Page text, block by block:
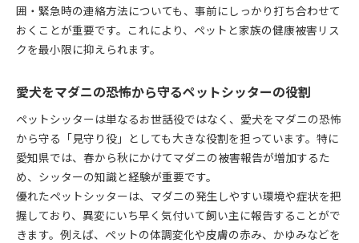
囲・緊急時の連絡方法についても、事前にしっかり打ち合わせて
おくことが重要です。これにより、ペットと家族の健康被害リス
クを最小限に抑えられます。
愛犬をマダニの恐怖から守るペットシッターの役割
ペットシッターは単なるお世話役ではなく、愛犬をマダニの恐怖
から守る「見守り役」としても大きな役割を担っています。特に
愛知県では、春から秋にかけてマダニの被害報告が増加するた
め、シッターの知識と経験が重要です。
優れたペットシッターは、マダニの発生しやすい環境や症状を把
握しており、異変にいち早く気付いて飼い主に報告することがで
きます。例えば、ペットの体調変化や皮膚の赤み、かゆみなどを